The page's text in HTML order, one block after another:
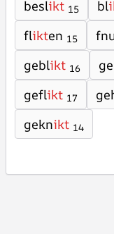
beslikt 15 bl
flikten 15
geblikt 16
geflikt 17
geknikt 14